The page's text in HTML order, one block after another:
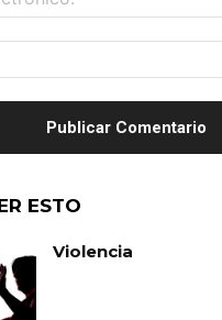
ESTO
Violencia